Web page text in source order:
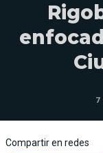
7
Compartir en redes